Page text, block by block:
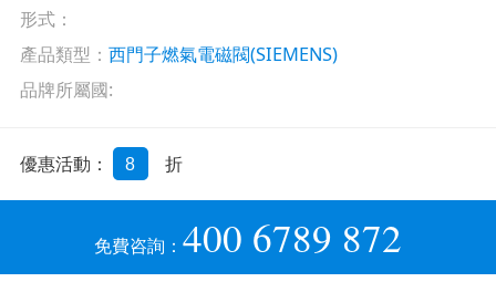
形式：
產品類型： 西門子燃氣電磁閥(SIEMENS)
品牌所屬國:
優惠活動： 8 折
免費咨詢： 400 6789 872